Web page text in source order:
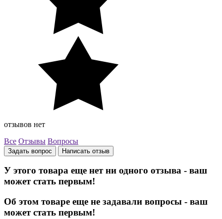
отзывов нет
Все Отзывы Вопросы
Задать вопрос Написать отзыв
У этого товара еще нет ни одного отзыва - ваш
может стать первым!
Об этом товаре еще не задавали вопросы - ваш
может стать первым!